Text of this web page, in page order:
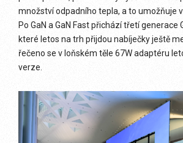
množství odpadního tepla, a to umožňuje
Po GaN a GaN Fast přichází třetí generace
které letos na trh přijdou nabíječky ještě
řečeno se v loňském těle 67W adaptéru
verze.